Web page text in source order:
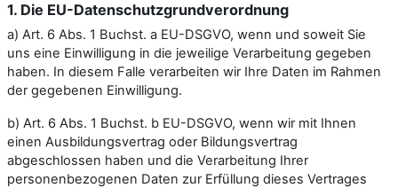
1. Die EU-Datenschutzgrundverordnung
a) Art. 6 Abs. 1 Buchst. a EU-DSGVO, wenn und soweit Sie
uns eine Einwilligung in die jeweilige Verarbeitung gegeben
haben. In diesem Falle verarbeiten wir Ihre Daten im Rahmen
der gegebenen Einwilligung.
b) Art. 6 Abs. 1 Buchst. b EU-DSGVO, wenn wir mit Ihnen
einen Ausbildungsvertrag oder Bildungsvertrag
abgeschlossen haben und die Verarbeitung Ihrer
personenbezogenen Daten zur Erfüllung dieses Vertrages